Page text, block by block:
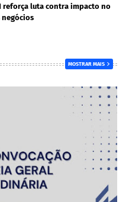
reforça luta contra impacto no
negócios
MOSTRAR MAIS